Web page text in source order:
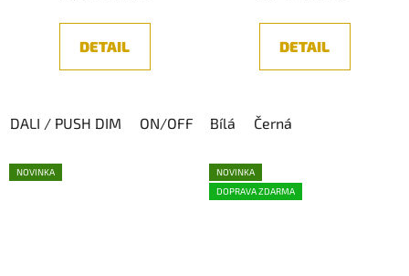
DETAIL
DALI / PUSH DIM ON/OFF
DETAIL
Bílá Černá
NOVINKA
NOVINKA
DOPRAVA ZDARMA